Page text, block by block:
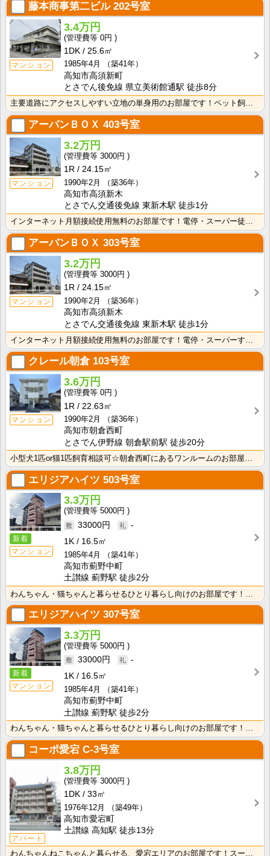
藤本商事第二ビル202号室
マンション
3.4万円
0円
1DK
25.6㎡
1985年4月
（築41年）
高知市高須新町
とさでん後免線 県立美術館通駅 徒歩8分
主要道路にアクセスしやすい立地の単身用のお部屋です！ペット飼育相談可☆南向きバルコニー・日当たり良好･･･
アーバンＢＯＸ 403号室
マンション
3.2万円
3000円
1R
24.15㎡
1990年2月
（築36年）
高知市高須新木
とさでん交通後免線 東新木駅 徒歩1分
インターネット月額接続使用無料のお部屋です！電停・スーパー徒歩圏内！生活に便利な立地条件です♪防犯カ･･･
アーバンＢＯＸ 303号室
マンション
3.2万円
3000円
1R
24.15㎡
1990年2月
（築36年）
高知市高須新木
とさでん交通後免線 東新木駅 徒歩1分
クレール朝倉103号室
マンション
3.6万円
0円
1R
22.63㎡
1990年2月
（築36年）
高知市朝倉西町
とさでん伊野線 朝倉駅前駅 徒歩20分
エリジアハイツ 503号室
新着
マンション
3.3万円
5000円
33000円
-
1K
16.5㎡
1985年4月
（築41年）
高知市薊野中町
土讃線 薊野駅 徒歩2分
エリジアハイツ 307号室
新着
マンション
3.3万円
5000円
33000円
-
1K
16.5㎡
1985年4月
（築41年）
高知市薊野中町
土讃線 薊野駅 徒歩2分
わんちゃん・猫ちゃんと暮らせるひとり暮らし向けのお部屋です！安心のオール電化！エレベータ付きで荷物の･･･
コーポ愛宕 C-3号室
アパート
3.8万円
3000円
1DK
33㎡
1976年12月
（築49年）
高知市愛宕町
土讃線 高知駅 徒歩13分
わんちゃんねこちゃんと暮らせる、愛宕エリアのお部屋です！スーパー・コンビニ徒歩圏の暮らしやすいエリア･･･